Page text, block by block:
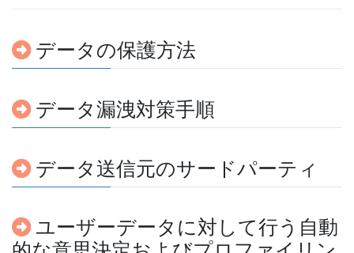
データの保護方法
データ漏洩対策手順
データ送信元のサードパーティ
ユーザーデータに対して行う自動